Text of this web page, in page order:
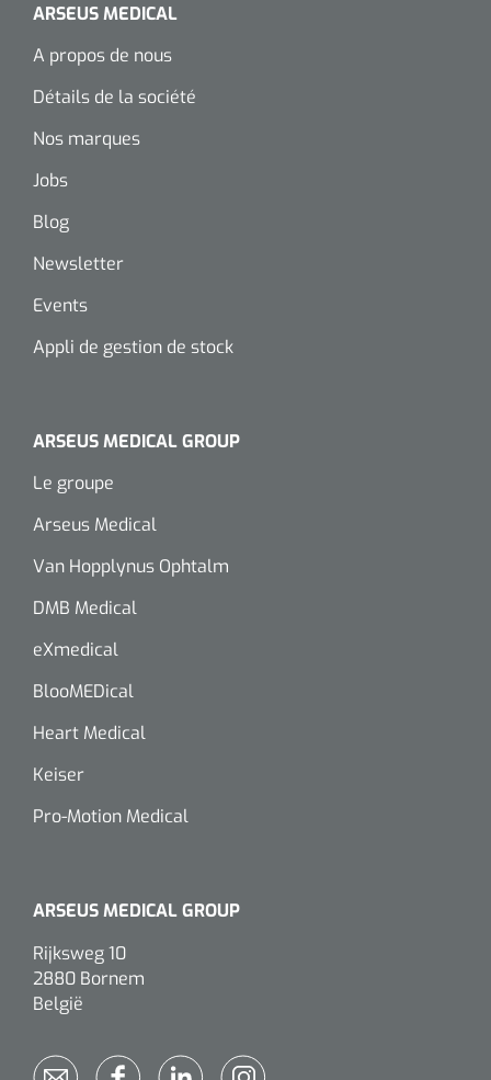
Bandages paraffine
siliconée
Alginates
Divers
Dissolvant de couche adhésive
Ouates
Agraffes de fixation
Nettoyeurs de plaies
ARSEUS MEDICAL
A propos de nous
Détails de la société
Nos marques
Jobs
Blog
Newsletter
Events
Appli de gestion de stock
ARSEUS MEDICAL GROUP
Le groupe
Arseus Medical
Van Hopplynus Ophtalm
DMB Medical
eXmedical
BlooMEDical
Heart Medical
Keiser
Pro-Motion Medical
ARSEUS MEDICAL GROUP
Rijksweg 10
2880 Bornem
België